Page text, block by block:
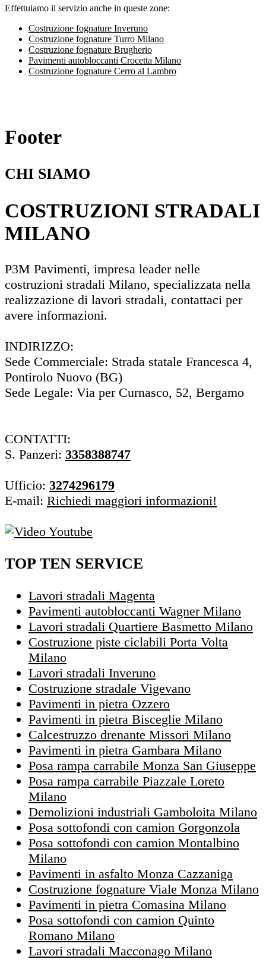
Effettuiamo il servizio anche in queste zone:
Costruzione fognature Inveruno
Costruzione fognature Turro Milano
Costruzione fognature Brugherio
Pavimenti autobloccanti Crocetta Milano
Costruzione fognature Cerro al Lambro
Footer
CHI SIAMO
COSTRUZIONI STRADALI
MILANO
P3M Pavimenti, impresa leader nelle
costruzioni stradali Milano, specializzata nella
realizzazione di lavori stradali, contattaci per
avere informazioni.
INDIRIZZO:
Sede Commerciale: Strada statale Francesca 4,
Pontirolo Nuovo (BG)
Sede Legale: Via per Curnasco, 52, Bergamo
CONTATTI:
S. Panzeri: 3358388747
Ufficio: 3274296179
E-mail: Richiedi maggiori informazioni!
TOP TEN SERVICE
Lavori stradali Magenta
Pavimenti autobloccanti Wagner Milano
Lavori stradali Quartiere Basmetto Milano
Costruzione piste ciclabili Porta Volta
Milano
Lavori stradali Inveruno
Costruzione stradale Vigevano
Pavimenti in pietra Ozzero
Pavimenti in pietra Bisceglie Milano
Calcestruzzo drenante Missori Milano
Pavimenti in pietra Gambara Milano
Posa rampa carrabile Monza San Giuseppe
Posa rampa carrabile Piazzale Loreto
Milano
Demolizioni industriali Gamboloita Milano
Posa sottofondi con camion Gorgonzola
Posa sottofondi con camion Montalbino
Milano
Pavimenti in asfalto Monza Cazzaniga
Costruzione fognature Viale Monza Milano
Pavimenti in pietra Comasina Milano
Posa sottofondi con camion Quinto
Romano Milano
Lavori stradali Macconago Milano